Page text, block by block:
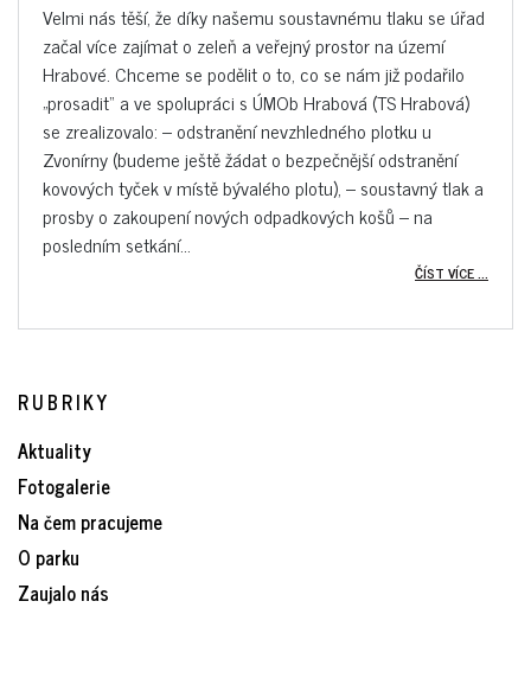
Velmi nás těší, že díky našemu soustavnému tlaku se úřad
začal více zajímat o zeleň a veřejný prostor na území
Hrabové. Chceme se podělit o to, co se nám již podařilo
„prosadit“ a ve spolupráci s ÚMOb Hrabová (TS Hrabová)
se zrealizovalo: – odstranění nevzhledného plotku u
Zvonírny (budeme ještě žádat o bezpečnější odstranění
kovových tyček v místě bývalého plotu), – soustavný tlak a
prosby o zakoupení nových odpadkových košů – na
posledním setkání...
ČÍST VÍCE ...
RUBRIKY
Aktuality
Fotogalerie
Na čem pracujeme
O parku
Zaujalo nás